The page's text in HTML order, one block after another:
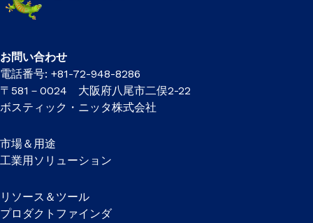
お問い合わせ
電話番号: +81-72-948-8286
〒581－0024 大阪府八尾市二俣2-22
ボスティック・ニッタ株式会社
市場＆用途
工業用ソリューション
リソース＆ツール
プロダクトファインダ